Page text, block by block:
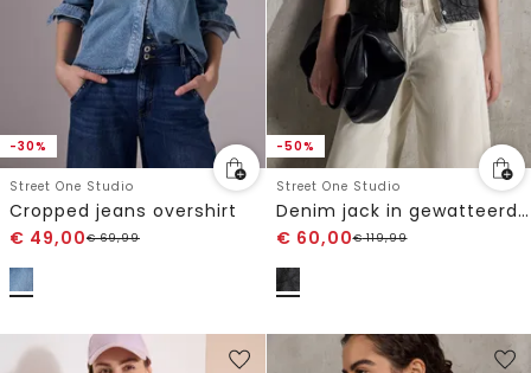
-30%
Street One Studio
Cropped jeans overshirt
€ 49,00€69,99
-50%
Street One Studio
Denim jack in gewatteerde look
€ 60,00€119,99